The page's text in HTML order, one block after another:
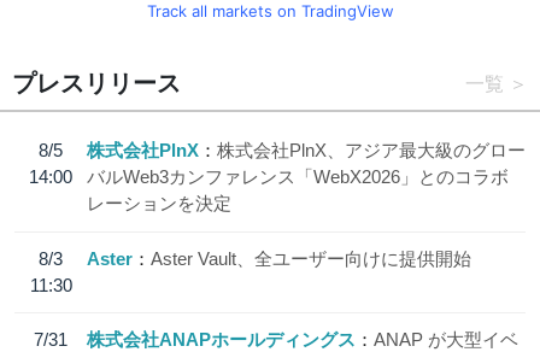
Track all markets on TradingView
プレスリリース 一覧
8/5
14:00
株式会社PlnX
株式会社PlnX、アジア最大級のグロー
バルWeb3カンファレンス「WebX2026」とのコラボ
レーションを決定
8/3
11:30
Aster Aster Vault、全ユーザー向けに提供開始
7/31
株式会社ANAPホールディングス
ANAP が大型イベ